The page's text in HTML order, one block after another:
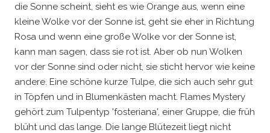
die Sonne scheint, sieht es wie Orange aus, wenn eine
kleine Wolke vor der Sonne ist, geht sie eher in Richtung
Rosa und wenn eine große Wolke vor der Sonne ist,
kann man sagen, dass sie rot ist. Aber ob nun Wolken
vor der Sonne sind oder nicht, sie sticht hervor wie keine
andere. Eine schöne kurze Tulpe, die sich auch sehr gut
in Töpfen und in Blumenkästen macht. Flames Mystery
gehört zum Tulpentyp 'fosteriana', einer Gruppe, die früh
blüht und das lange. Die lange Blütezeit liegt nicht